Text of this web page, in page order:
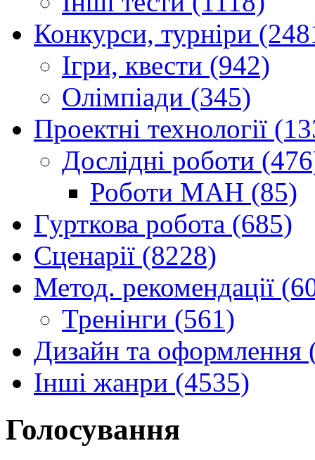
Конкурси, турніри
Ігри, квести (942)
Олімпіади (345)
Проектні технології
Дослідні роботи
Роботи МАН (85)
Гурткова робота (685)
Сценарії (8228)
Метод. рекомендації
Тренінги (561)
Дизайн та оформлення
Інші жанри (4535)
Голосування